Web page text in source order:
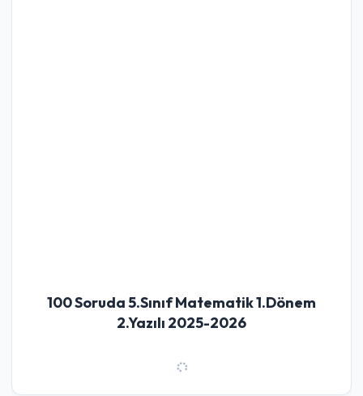
100 Soruda 5.Sınıf Matematik 1.Dönem
2.Yazılı 2025-2026